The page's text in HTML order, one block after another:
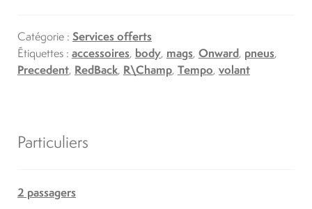
Catégorie : Services offerts
Étiquettes : accessoires, body, mags, Onward, pneus,
Precedent, RedBack, R\Champ, Tempo, volant
Particuliers
2 passagers